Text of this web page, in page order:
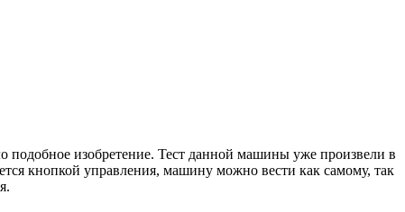
подобное изобретение. Тест данной машины уже произвели в
кнопкой управления, машину можно вести как самому, так